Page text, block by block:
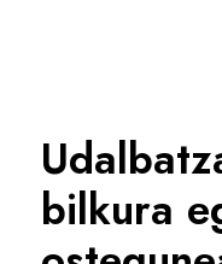
bilkura